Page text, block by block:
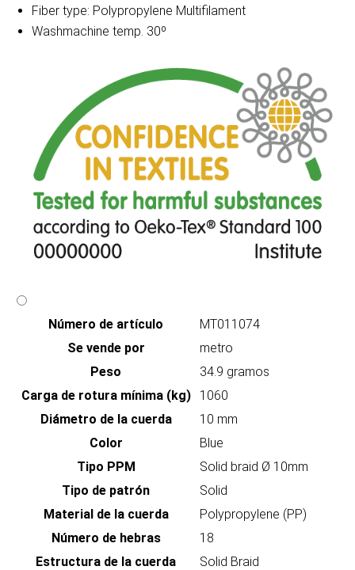
Fiber type: Polypropylene Multifilament
Washmachine temp. 30º
Número de artículo
MT011074
Se vende por
metro
Peso
34.9 gramos
Carga de rotura mínima (kg)
1060
Diámetro de la cuerda
10 mm
Color
Blue
Tipo PPM
Solid braid Ø 10mm
Tipo de patrón
Solid
Material de la cuerda
Polypropylene (PP)
Número de hebras
18
Estructura de la cuerda
Solid Braid